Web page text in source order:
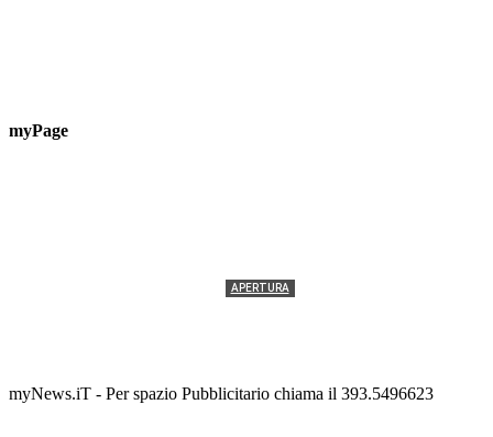
myPage
APERTURA
myNews.iT - Per spazio Pubblicitario chiama il 393.5496623